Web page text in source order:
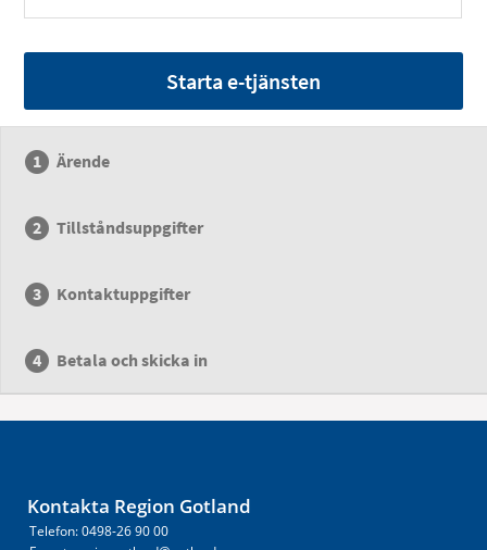
Starta e-tjänsten
Ärende
Tillståndsuppgifter
Kontaktuppgifter
Betala och skicka in
Kontakta Region Gotland
Telefon: 0498-26 90 00